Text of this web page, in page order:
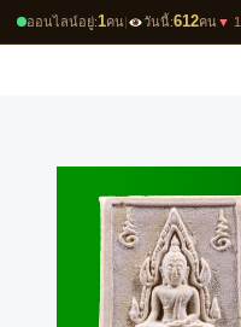
ออนไลน์อยู่:1คน| วันนี้:612คน▼
Skip
to